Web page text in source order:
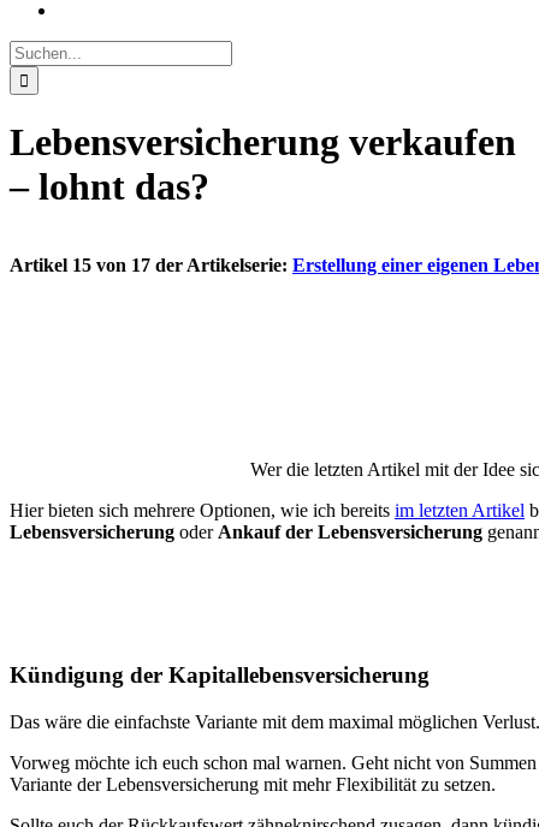
Suche
nach:
Lebensversicherung verkaufen
– lohnt das?
Artikel 15 von 17 der Artikelserie: Erstellung einer eigenen
Wer die letzten Artikel mit der Idee
Hier bieten sich mehrere Optionen, wie ich bereits im letzten Artikel
Lebensversicherung oder Ankauf der Lebensversicherung
Kündigung der Kapitallebensversicherung
Das wäre die einfachste Variante mit dem maximal möglichen
Vorweg möchte ich euch schon mal warnen. Geht nicht von
Variante der Lebensversicherung mit mehr Flexibilität zu setzen.